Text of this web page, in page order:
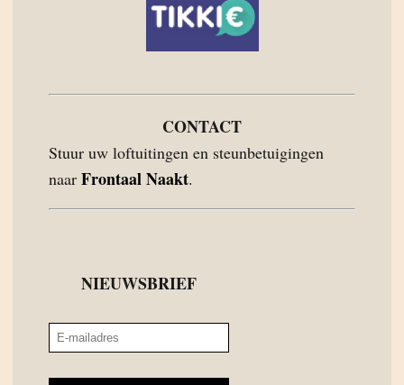
CONTACT
Stuur uw loftuitingen en steunbetuigingen
naar Frontaal Naakt.
NIEUWSBRIEF